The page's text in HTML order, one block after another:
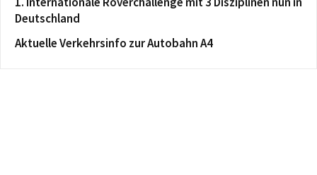
Deutschland
Aktuelle Verkehrsinfo zur Autobahn A4